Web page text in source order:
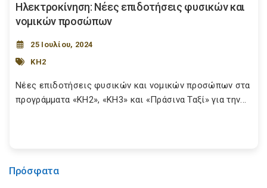
Πρόσφατα
Ηλεκτροκίνηση: Νέες επιδοτήσεις φυσικών και
νομικών προσώπων
25 Ιουλίου, 2024
ΚΗ2
Νέες επιδοτήσεις φυσικών και νομικών προσώπων στα
προγράμματα «ΚΗ2», «ΚΗ3» και «Πράσινα Ταξί» για την...